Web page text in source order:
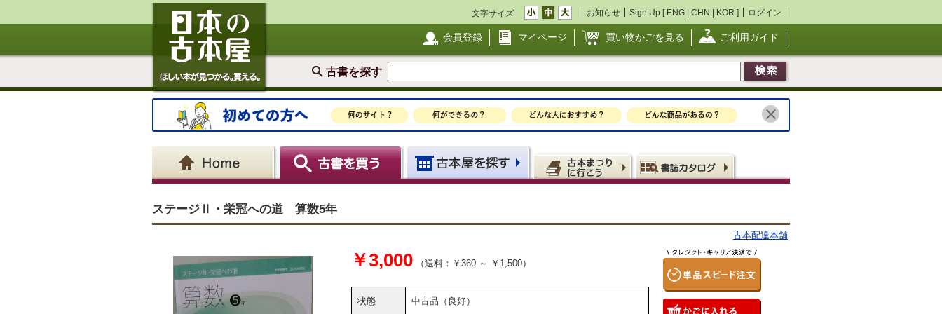
文字サイズ お知らせ Sign Up [ ENG | CHN | KOR ] ログイン
会員登録 マイページ 買い物かごを見る ご利用ガイド
古書を探す
ステージⅡ・栄冠への道 算数5年
古本配達本舗
￥3,000 （送料：￥360 ～ ￥1,500）
状態 中古品（良好）